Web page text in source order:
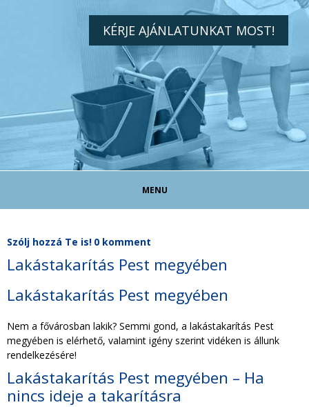
KÉRJE AJÁNLATUNKAT MOST!
MENU
TAKARÍTÁS MAGÁNSZEMÉLYEKNEK
Szólj hozzá Te is! 0 komment
Lakástakarítás Pest megyében
Lakástakarítás Pest megyében
Nem a fővárosban lakik? Semmi gond, a lakástakarítás Pest
megyében is elérhető, valamint igény szerint vidéken is állunk
rendelkezésére!
Lakástakarítás Pest megyében – Ha
nincs ideje a takarításra